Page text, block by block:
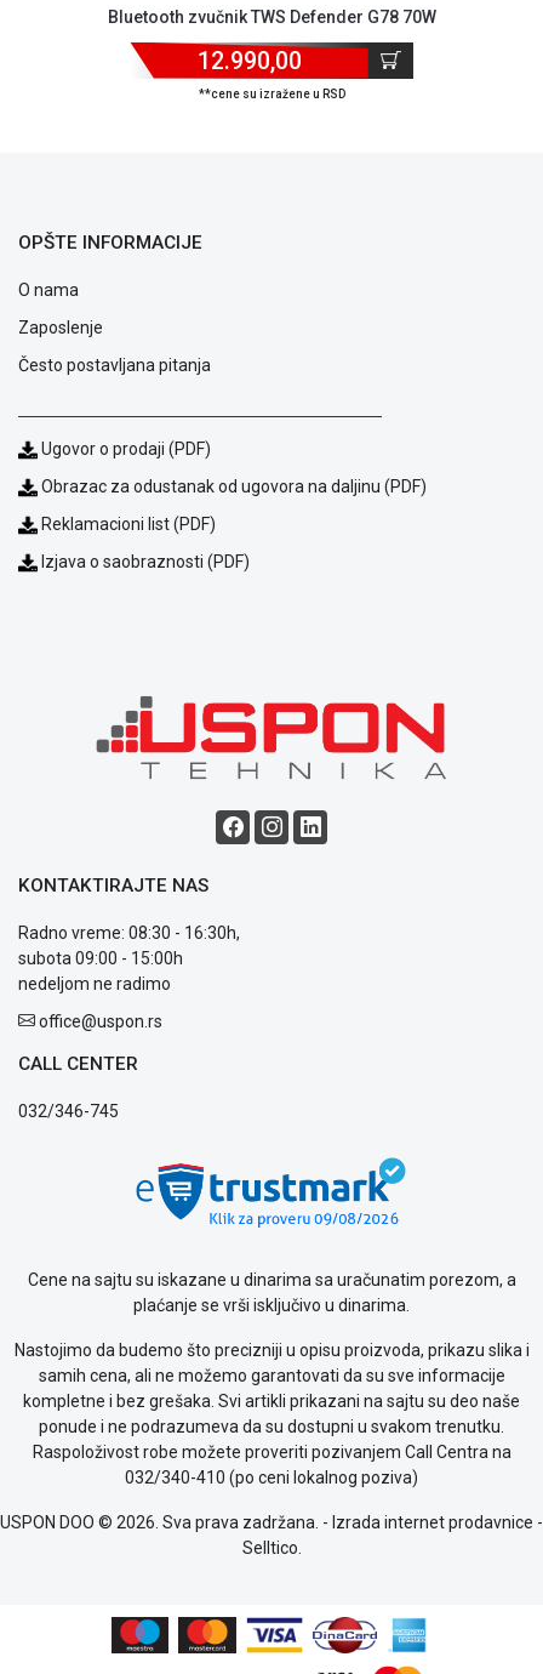
Način
plaćanja
Podrška
Politika
kolačićima
Provera
garancije
Kontakt
WEB
Bluetooth zvučnik TWS Defender G78 70W
12.990,00
**cene su izražene u RSD
OPŠTE INFORMACIJE
O nama
Zaposlenje
Često postavljana pitanja
Ugovor o prodaji (PDF)
Obrazac za odustanak od ugovora na daljinu (PDF)
Reklamacioni list (PDF)
Izjava o saobraznosti (PDF)
KONTAKTIRAJTE NAS
Radno vreme: 08:30 - 16:30h,
subota 09:00 - 15:00h
nedeljom ne radimo
office@uspon.rs
CALL CENTER
032/346-745
Cene na sajtu su iskazane u dinarima sa uračunatim porezom, a
plaćanje se vrši isključivo u dinarima.
Nastojimo da budemo što precizniji u opisu proizvoda, prikazu slika i
samih cena, ali ne možemo garantovati da su sve informacije
kompletne i bez grešaka. Svi artikli prikazani na sajtu su deo naše
ponude i ne podrazumeva da su dostupni u svakom trenutku.
Raspoloživost robe možete proveriti pozivanjem Call Centra na
032/340-410 (po ceni lokalnog poziva)
USPON DOO © 2026. Sva prava zadržana. - Izrada internet prodavnice -
Selltico.